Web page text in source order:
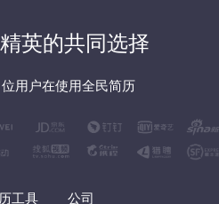
英的共同选择
用户在使用全民简历
工具 公司